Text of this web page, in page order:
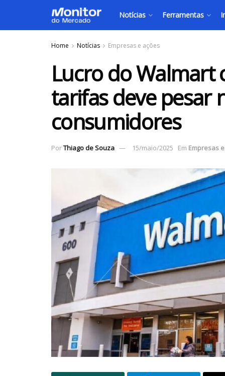
Notícias Ferramentas
Home Notícias Empresas e ações
Lucro do Walmart
tarifas deve pesar
consumidores
PorThiago de Souza 15/maio/2025 Em Empresas